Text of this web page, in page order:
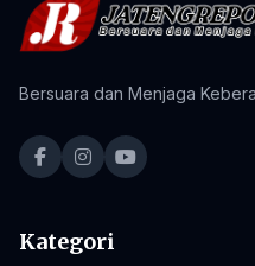
Bersuara dan Menjaga
Kategori